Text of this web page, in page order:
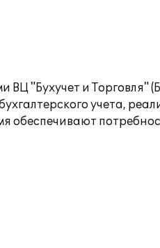
"Бухучет и Торговля"
учета,
обеспечивают